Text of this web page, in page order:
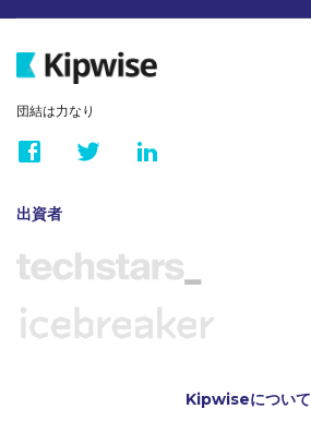
団結は力なり
出資者
Kipwiseについて